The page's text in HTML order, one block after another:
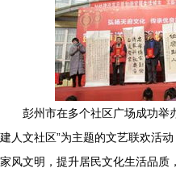
彭州市在多个社区广场成功举
建人文社区”为主题的文艺联欢活
家风文明，提升居民文化生活品质